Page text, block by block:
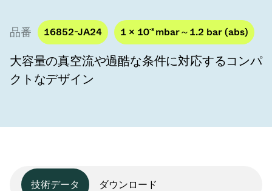
ITER真空バルブカタログ
真空バルブ技術
品番 16852-JA24 1 × 10-8 mbar～1.2 bar (abs)
大容量の真空流や過酷な条件に対応するコンパ
クトなデザイン
技術データ ダウンロード